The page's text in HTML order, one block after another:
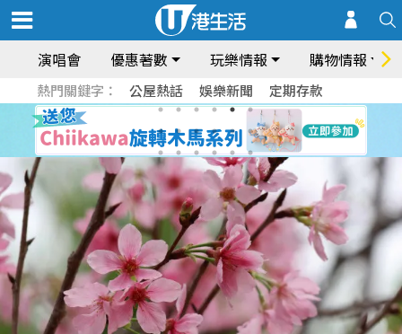
演唱會 優惠著數 玩樂情報 購物情報
熱門關鍵字： 公屋熱話 娛樂新聞 定期存款